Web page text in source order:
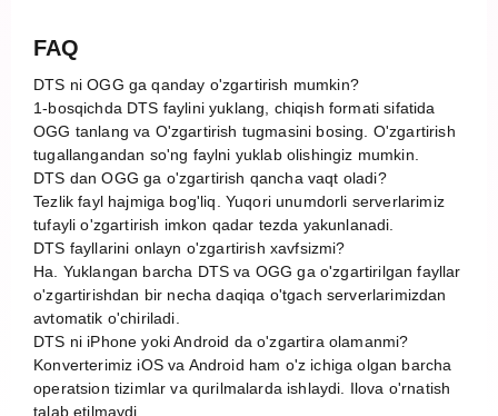
FAQ
DTS ni OGG ga qanday o'zgartirish mumkin?
1-bosqichda DTS faylini yuklang, chiqish formati sifatida
OGG tanlang va O'zgartirish tugmasini bosing. O'zgartirish
tugallangandan so'ng faylni yuklab olishingiz mumkin.
DTS dan OGG ga o'zgartirish qancha vaqt oladi?
Tezlik fayl hajmiga bog'liq. Yuqori unumdorli serverlarimiz
tufayli o'zgartirish imkon qadar tezda yakunlanadi.
DTS fayllarini onlayn o'zgartirish xavfsizmi?
Ha. Yuklangan barcha DTS va OGG ga o'zgartirilgan fayllar
o'zgartirishdan bir necha daqiqa o'tgach serverlarimizdan
avtomatik o'chiriladi.
DTS ni iPhone yoki Android da o'zgartira olamanmi?
Konverterimiz iOS va Android ham o'z ichiga olgan barcha
operatsion tizimlar va qurilmalarda ishlaydi. Ilova o'rnatish
talab etilmaydi.